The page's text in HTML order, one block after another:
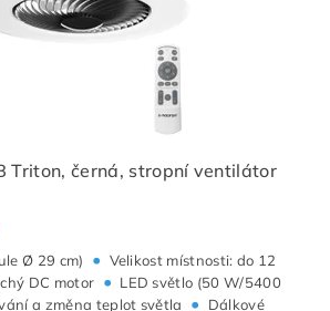
Triton, černá, stropní ventilátor
Ø 29 cm) • Velikost místnosti: do 12
DC motor • LED světlo (50 W/5400
a změna teplot světla • Dálkové